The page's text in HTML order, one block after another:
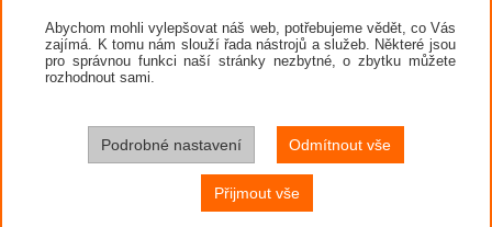
Abychom mohli vylepšovat náš web, potřebujeme vědět, co Vás
zajímá. K tomu nám slouží řada nástrojů a služeb. Některé jsou
pro správnou funkci naší stránky nezbytné, o zbytku můžete
rozhodnout sami.
Podrobné nastavení Odmítnout vše
Přijmout vše